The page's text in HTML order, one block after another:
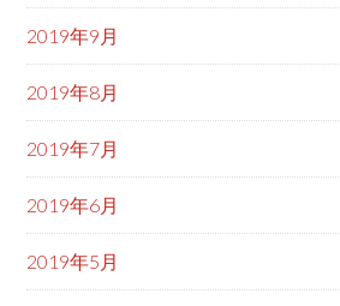
2019年9月
2019年8月
2019年7月
2019年6月
2019年5月